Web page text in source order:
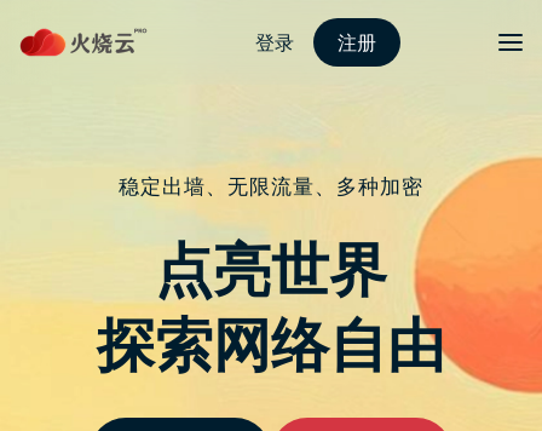
nordvpn 安卓
iPad 10 值得买吗？用 3 大需求分析
该怎麽选择
2022 年 10 月 20 日 由 nordVPN好用吗